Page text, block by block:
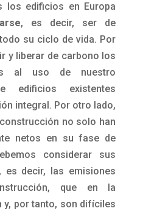
los edificios en Europa
, es decir, ser de
su ciclo de vida. Por
y liberar de carbono los
al uso de nuestro
edificios existentes
integral. Por otro lado,
no solo han
netos en su fase de
considerar sus
es decir, las emisiones
que en la
y, por tanto, son difíciles